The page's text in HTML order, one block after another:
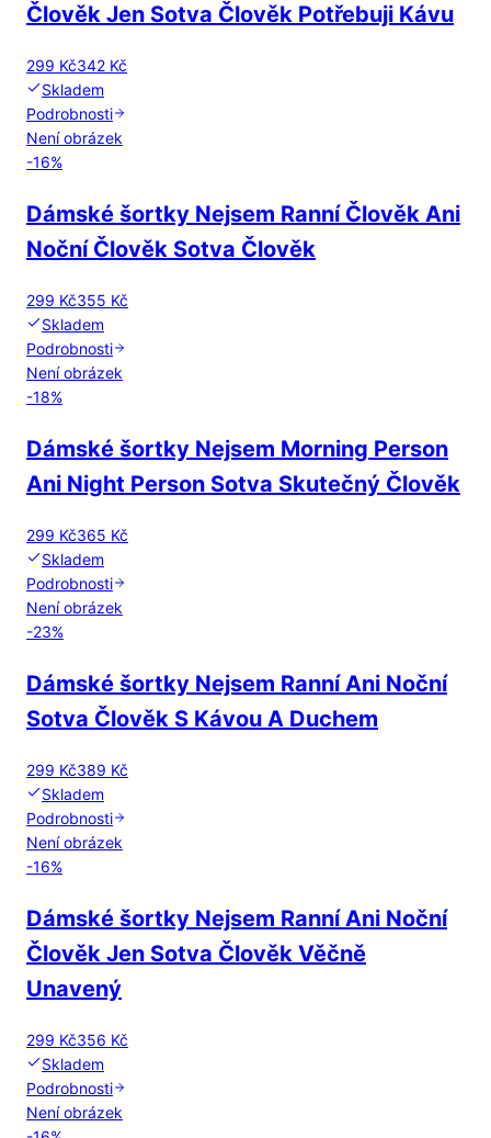
Člověk Jen Sotva Člověk Potřebuji Kávu
299 Kč342 Kč
Skladem
Podrobnosti
Není obrázek
-16%
Dámské šortky Nejsem Ranní Člověk Ani
Noční Člověk Sotva Člověk
299 Kč355 Kč
Skladem
Podrobnosti
Není obrázek
-18%
Dámské šortky Nejsem Morning Person
Ani Night Person Sotva Skutečný Člověk
299 Kč365 Kč
Skladem
Podrobnosti
Není obrázek
-23%
Dámské šortky Nejsem Ranní Ani Noční
Sotva Člověk S Kávou A Duchem
299 Kč389 Kč
Skladem
Podrobnosti
Není obrázek
-16%
Dámské šortky Nejsem Ranní Ani Noční
Člověk Jen Sotva Člověk Věčně
Unavený
299 Kč356 Kč
Skladem
Podrobnosti
Není obrázek